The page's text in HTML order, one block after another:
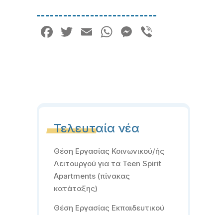
Facebook
Twitter
EmailWhatsApp
Messenger
Τελευταία νέα
Θέση Εργασίας Κοινωνικού/ής
Λειτουργού για τα Teen Spirit
Apartments (πίνακας
κατάταξης)
Θέση Εργασίας Εκπαιδευτικού